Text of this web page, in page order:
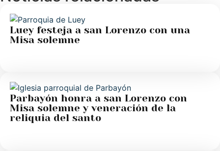
Luey festeja a san Lorenzo con una
Misa solemne
Parbayón honra a san Lorenzo con
Misa solemne y veneración de la
reliquia del santo